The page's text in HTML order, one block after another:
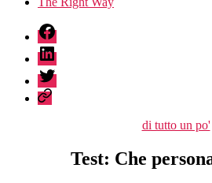
fb
linkedin
twitter
sessionize
di tutto un po'
Test: Che